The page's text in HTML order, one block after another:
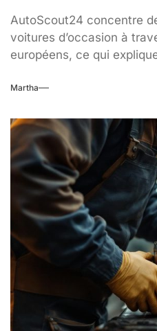
AutoScout24 concentre
voitures d’occasion à
européens, ce qui
Martha